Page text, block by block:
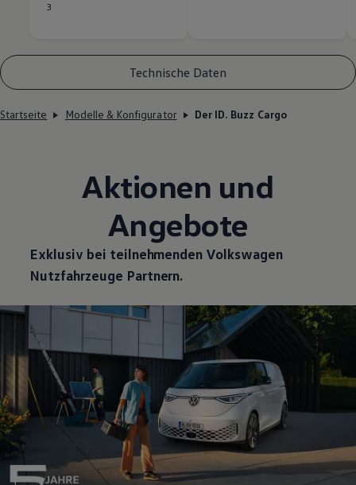
3
Technische Daten
Startseite Modelle & Konfigurator Der ID. Buzz Cargo
Aktionen und
Angebote
Exklusiv bei teilnehmenden Volkswagen
Nutzfahrzeuge Partnern.